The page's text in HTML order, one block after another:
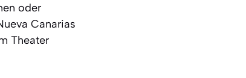
oder
Canarias
Theater